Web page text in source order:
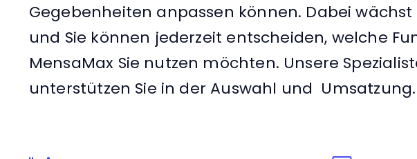
Gegebenheiten anpassen können. Dabei
und Sie können jederzeit entscheiden, welche
MensaMax Sie nutzen möchten. Unsere
unterstützen Sie in der Auswahl und Umsatzung.